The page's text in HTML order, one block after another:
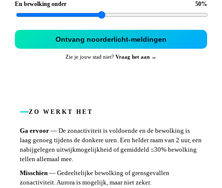
En bewolking onder 50%
Ontvang noorderlicht-meldingen
Zie je jouw stad niet? Vraag het aan →
ZO WERKT HET
Ga ervoor — De zonactiviteit is voldoende en de bewolking is
laag genoeg tijdens de donkere uren. Een helder raam van 2 uur, een
nabijgelegen uitwijkmogelijkheid of gemiddeld ≤30% bewolking
tellen allemaal mee.
Misschien — Gedeeltelijke bewolking of grensgevallen
zonactiviteit. Aurora is mogelijk, maar niet zeker.